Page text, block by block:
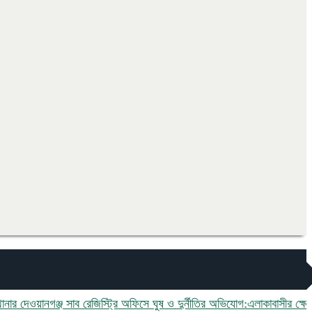
সাব রেজিস্ট্রি অফিসে ঘুষ ও দুর্নীতির অভিযোগ:এলাকাবাসীর ক্ষোভ,বিচার